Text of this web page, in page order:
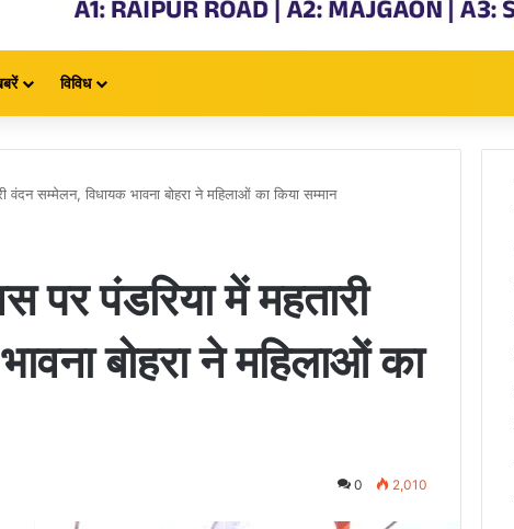
विविध
वंदन सम्मेलन, विधायक भावना बोहरा ने महिलाओं का किया सम्मान
पर पंडरिया में महतारी
बोहरा ने महिलाओं का
0 2,010